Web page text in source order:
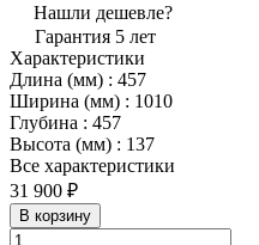
Нашли дешевле?
Гарантия 5 лет
Характеристики
Длина (мм) : 457
Ширина (мм) : 1010
Глубина : 457
Высота (мм) : 137
Все характеристики
31 900 ₽
В корзину